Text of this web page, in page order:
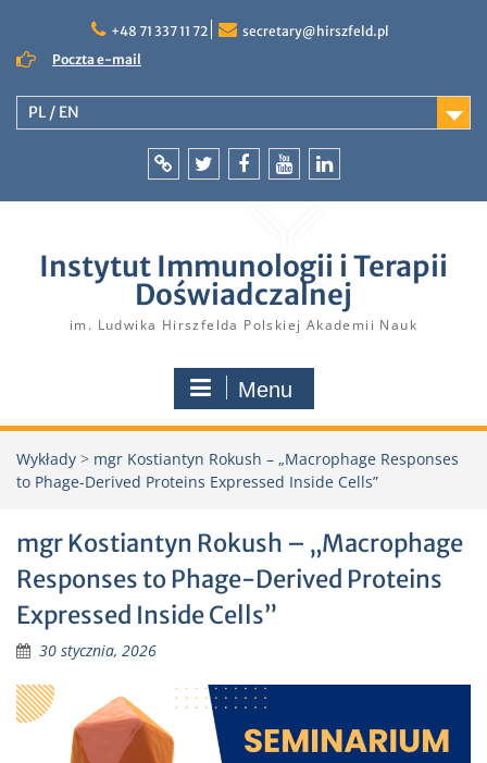
content
+48 71 337 11 72
secretary@hirszfeld.pl
Poczta e-mail
PL / EN
Instytut Immunologii i Terapii
Doświadczalnej
im. Ludwika Hirszfelda Polskiej Akademii Nauk
Menu
Wykłady > mgr Kostiantyn Rokush – „Macrophage Responses
to Phage-Derived Proteins Expressed Inside Cells”
mgr Kostiantyn Rokush – „Macrophage
Responses to Phage-Derived Proteins
Expressed Inside Cells”
30 stycznia, 2026